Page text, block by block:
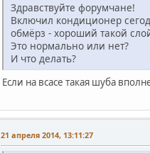
Здравствуйте форумчане!
Включил кондиционер
обмёрз - хороший такой
Это нормально или нет?
И что делать?
Если на всасе такая шуба
21 апреля 2014, 13:11:27